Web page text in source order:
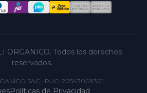
ORGANICO. Todos los derechos
reservados.
SAC · RUC: 20543009301
Políticas de Privacidad